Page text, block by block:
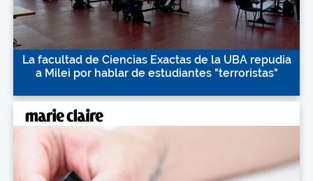
La facultad de Ciencias Exactas de la UBA repudia
a Milei por hablar de estudiantes "terroristas"